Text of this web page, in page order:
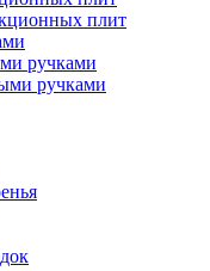
плит
ручками
ручками